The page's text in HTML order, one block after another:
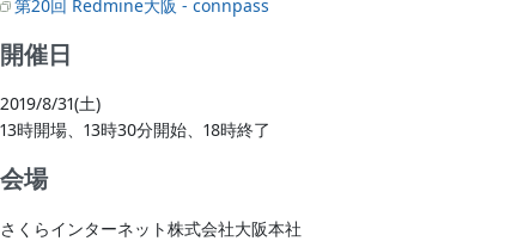
第20回 Redmine大阪 - connpass
開催日
2019/8/31(土)
13時開場、13時30分開始、18時終了
会場
さくらインターネット株式会社大阪本社